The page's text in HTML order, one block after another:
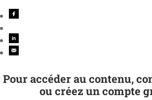
Pour accéder au contenu,
ou créez un compte